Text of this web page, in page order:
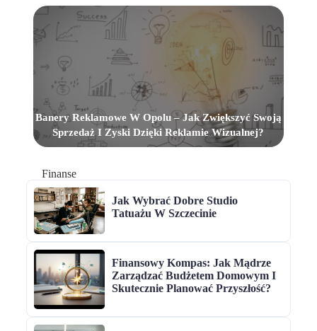
Banery Reklamowe W Opolu – Jak Zwiększyć Swoją
Sprzedaż I Zyski Dzięki Reklamie Wizualnej?
Finanse
Jak Wybrać Dobre Studio
Tatuażu W Szczecinie
Finansowy Kompas: Jak Mądrze
Zarządzać Budżetem Domowym I
Skutecznie Planować Przyszłość?